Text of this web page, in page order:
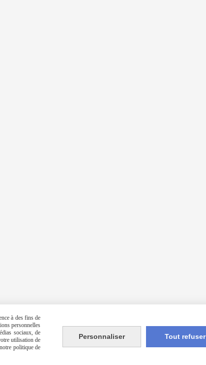
à des fins de
personnelles
sociaux, de
utilisation de
politique de
Personnaliser Tout refuser